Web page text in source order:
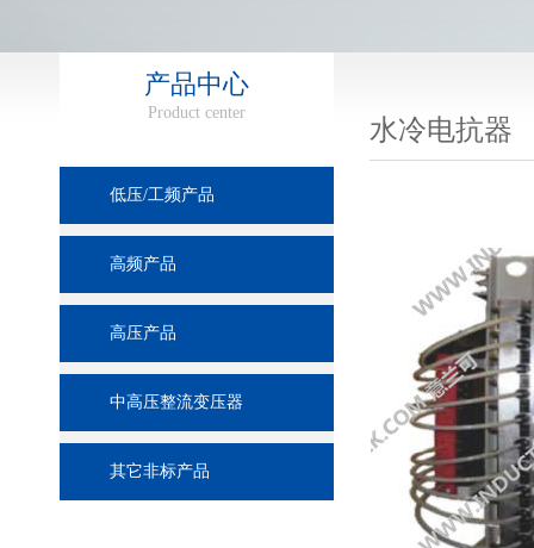
产品中心
Product center
低压/工频产品
高频产品
高压产品
中高压整流变压器
其它非标产品
水冷电抗器